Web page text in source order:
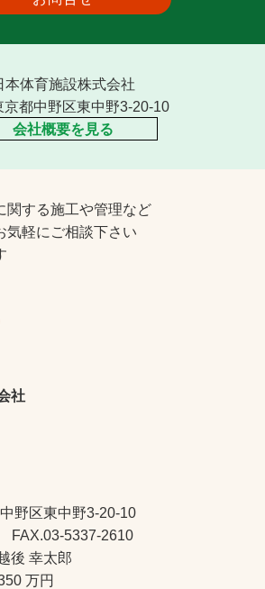
本体育施設株式会社
京都中野区東中野3-20-10
会社概要を見る
関する施工や管理など
気軽にご相談下さい
社
野区東中野3-20-10
FAX.03-5337-2610
後 幸太郎
万円